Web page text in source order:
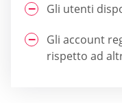
Gli utenti
Gli account
rispetto ad